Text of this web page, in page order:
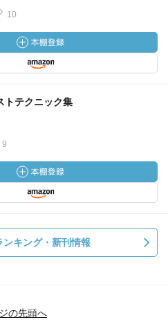
10
トテクニック集
9
キング・新刊情報
の先頭へ